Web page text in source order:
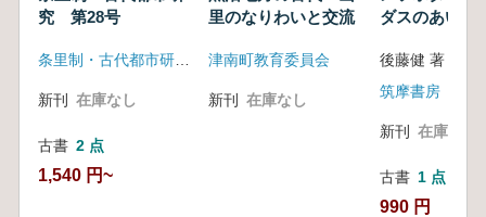
究 第28号
新刊 在庫なし
古書 2 点
1,540 円~
里のなりわいと交流
津南町教育委員会
新刊 在庫なし
ダスのあいだ
明
後藤健 著
筑摩書房
新刊 在庫なし
古書 1 点
990 円